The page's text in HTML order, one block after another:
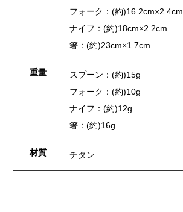
フォーク：(約)16.2cm×2.4cm
ナイフ：(約)18cm×2.2cm
箸：(約)23cm×1.7cm
重量
スプーン：(約)15g
フォーク：(約)10g
ナイフ：(約)12g
箸：(約)16g
材質 チタン